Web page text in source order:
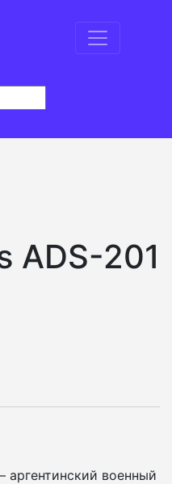
ADS-201
аргентинский военный